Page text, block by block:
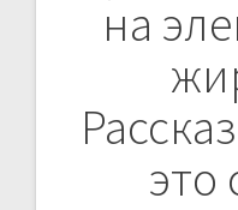
на
это
записям